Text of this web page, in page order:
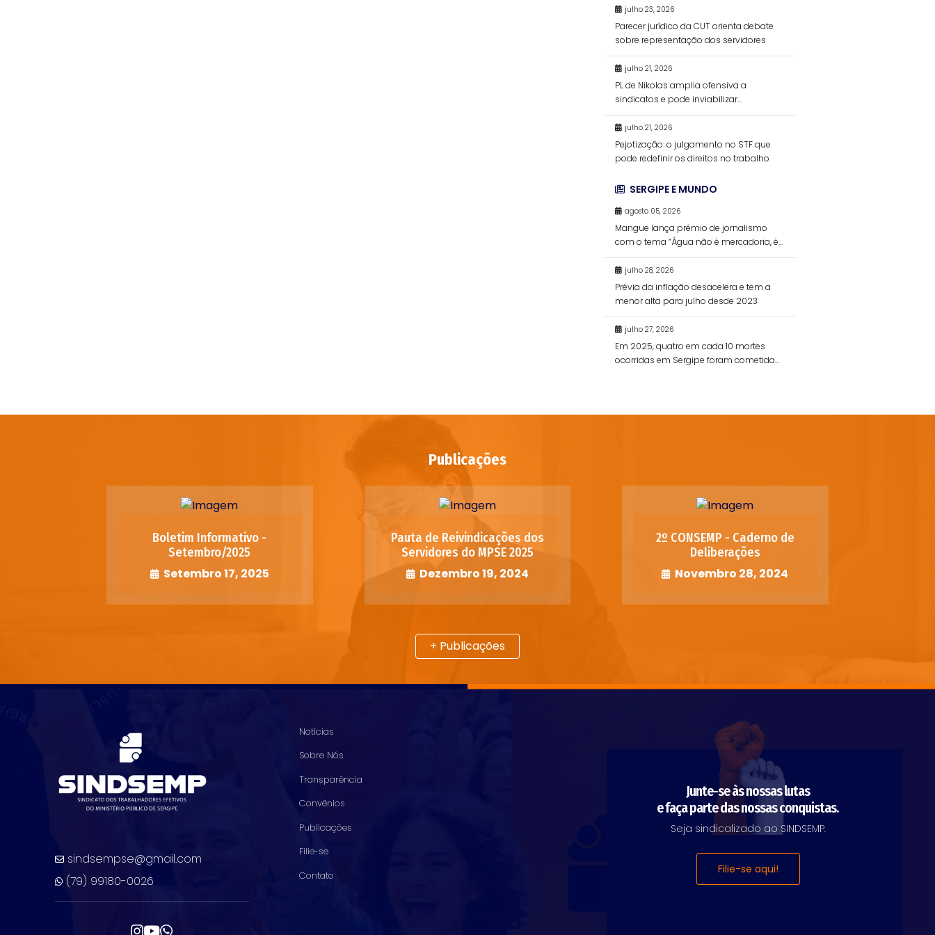
julho 23, 2026
Parecer jurídico da CUT orienta debate
sobre representação dos servidores
julho 21, 2026
PL de Nikolas amplia ofensiva a
sindicatos e pode inviabilizar
financiamento da negociação coletiva
julho 21, 2026
Pejotização: o julgamento no STF que
pode redefinir os direitos no trabalho
SERGIPE E MUNDO
agosto 05, 2026
Mangue lança prêmio de jornalismo
com o tema “Água não é mercadoria, é
direito humano”
julho 28, 2026
Prévia da inflação desacelera e tem a
menor alta para julho desde 2023
julho 27, 2026
Em 2025, quatro em cada 10 mortes
ocorridas em Sergipe foram cometidas
Publicações
Boletim Informativo -
Setembro/2025
Setembro 17, 2025
Pauta de Reivindicações dos
Servidores do MPSE 2025
Dezembro 19, 2024
2º CONSEMP - Caderno de
Deliberações
Novembro 28, 2024
+ Publicações
sindsempse@gmail.com
(79) 99180-0026
Notícias
Sobre Nós
Transparência
Convênios
Publicações
Filie-se
Contato
Junte-se às nossas lutas
e faça parte das nossas conquistas.
Seja sindicalizado ao SINDSEMP.
Filie-se aqui!